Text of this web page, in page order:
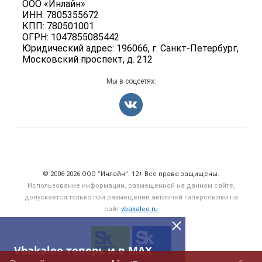
Vbakalee теперь и в MAX
ООО «Инлайн»
ИНН: 7805355672
КПП: 780501001
ОГРН: 1047855085442
Юридический адрес: 196066, г. Санкт-Петербург,
Московский проспект, д. 212
Мы в соцсетях:
© 2006‑2026 ООО “Инлайн”. 12+ Все права защищены.
Использование информации, размещенной на данном сайте,
допускается только при размещении активной гиперссылки на
сайт vbakalee.ru